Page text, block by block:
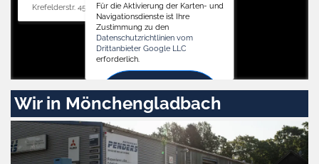
Krefelderstr. 455, 41066 Mönchengladbach
Für die Aktivierung der Karten- und
Navigationsdienste ist Ihre
Zustimmung zu den
Datenschutzrichtlinien vom
Drittanbieter Google LLC
erforderlich.
Zustimmen
und
aktivieren
Wir in Mönchengladbach